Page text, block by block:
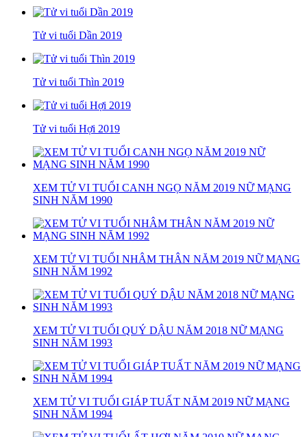
Tử vi tuổi Dần 2019
Tử vi tuổi Thìn 2019
Tử vi tuổi Hợi 2019
XEM TỬ VI TUỔI CANH NGỌ NĂM 2019 NỮ MẠNG
SINH NĂM 1990
XEM TỬ VI TUỔI NHÂM THÂN NĂM 2019 NỮ MẠNG
SINH NĂM 1992
XEM TỬ VI TUỔI QUÝ DẬU NĂM 2018 NỮ MẠNG
SINH NĂM 1993
XEM TỬ VI TUỔI GIÁP TUẤT NĂM 2019 NỮ MẠNG
SINH NĂM 1994